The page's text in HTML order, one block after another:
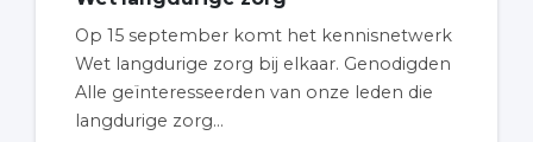
Op 15 september komt het kennisnetwerk
Wet langdurige zorg bij elkaar. Genodigden
Alle geïnteresseerden van onze leden die
langdurige zorg...